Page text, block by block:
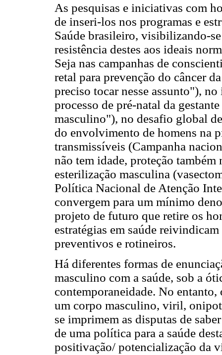
As pesquisas e iniciativas com
de inseri-los nos programas e
Saúde brasileiro, visibilizando-
resistência destes aos ideais
Seja nas campanhas de
retal para prevenção do câncer
preciso tocar nesse assunto"),
processo de pré-natal da
masculino"), no desafio global
do envolvimento de homens na
transmissíveis (Campanha
não tem idade, proteção
esterilização masculina
Política Nacional de Atenção
convergem para um mínimo
projeto de futuro que retire os
estratégias em saúde
preventivos e rotineiros.
Há diferentes formas de
masculino com a saúde, sob a
contemporaneidade. No
um corpo masculino, viril,
se imprimem as disputas de
de uma política para a saúde
positivação/ potencialização da